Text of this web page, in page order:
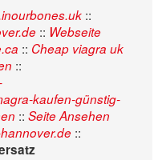
::
:: Webseite
:: Cheap viagra uk
::
kaufen-günstig-
:: Seite Ansehen
::